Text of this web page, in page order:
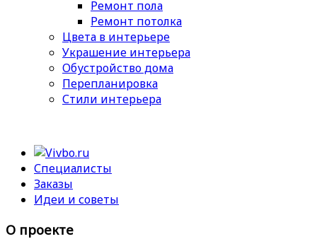
Ремонт пола
Ремонт потолка
Цвета в интерьере
Украшение интерьера
Обустройство дома
Перепланировка
Стили интерьера
Специалисты
Заказы
Идеи и советы
О проекте